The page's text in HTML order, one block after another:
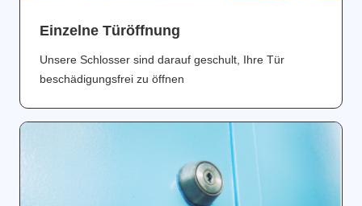
Einzelne Türöffnung
Unsere Schlosser sind darauf geschult, Ihre Tür
beschädigungsfrei zu öffnen